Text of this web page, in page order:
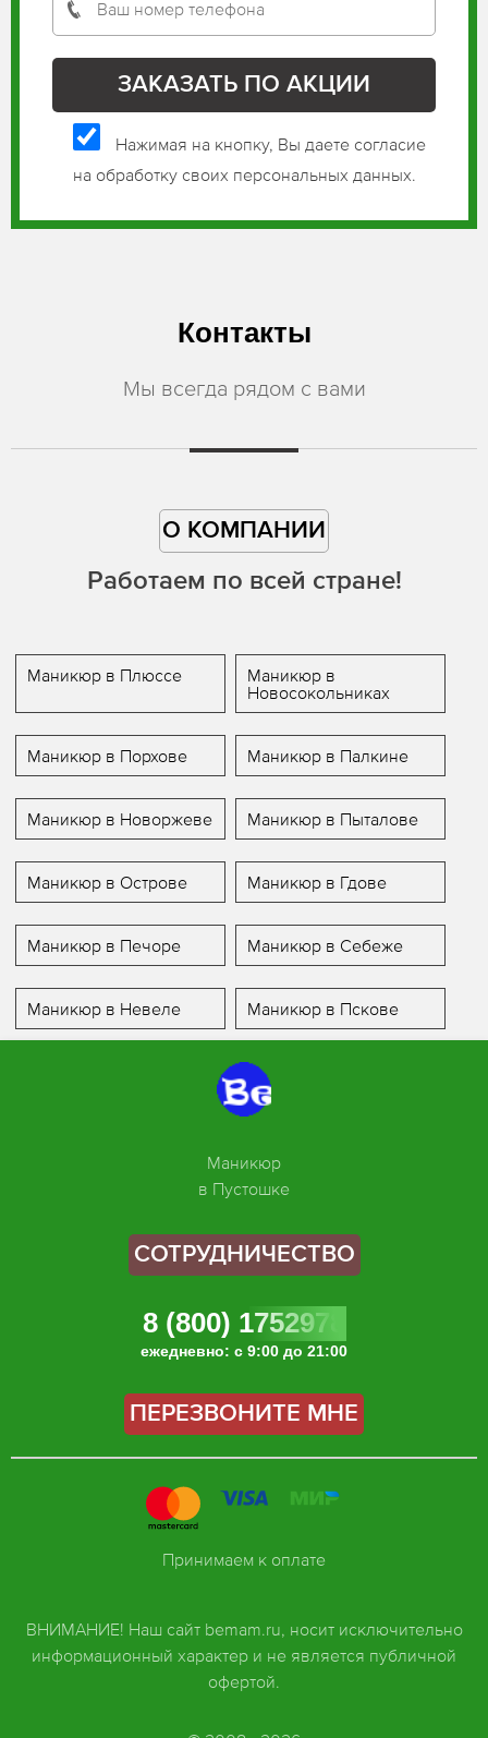
Нажимая на кнопку, Вы даете согласие
на обработку своих персональных данных.
Контакты
Мы всегда рядом с вами
О КОМПАНИИ
Работаем по всей стране!
Маникюр в Плюссе
Маникюр в
Новосокольниках
Маникюр в Порхове Маникюр в Палкине
Маникюр в Новоржеве Маникюр в Пыталове
Маникюр в Острове Маникюр в Гдове
Маникюр в Печоре Маникюр в Себеже
Маникюр в Невеле Маникюр в Пскове
Маникюр
в Пустошке
СОТРУДНИЧЕСТВО
8 (800) 1752978
ежедневно: с 9:00 до 21:00
ПЕРЕЗВОНИТЕ МНЕ
ВНИМАНИЕ! Наш сайт bemam.ru, носит исключительно
информационный характер и не является публичной
офертой.
Принимаем к оплате